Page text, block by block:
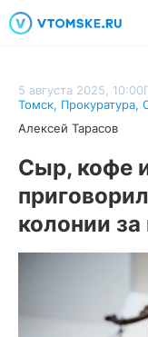
5 августа 2025, 10:00
Томск, Прокуратура,
Алексей Тарасов
Сыр, кофе
колонии